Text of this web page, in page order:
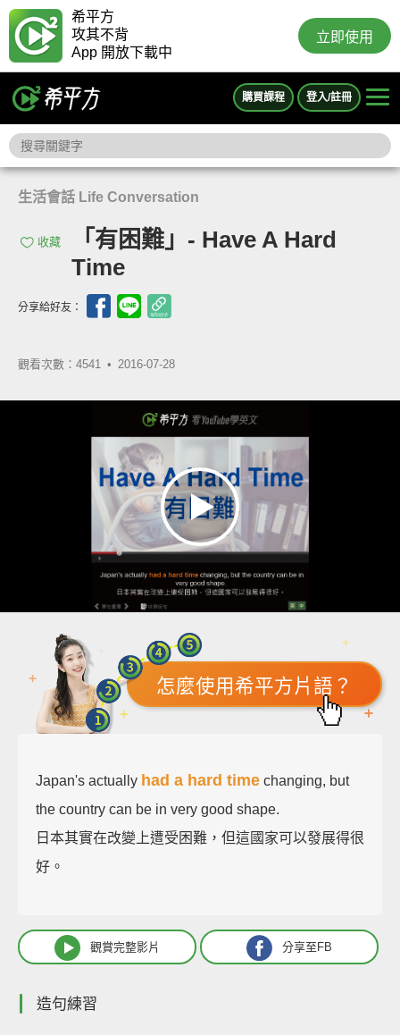
希平方
攻其不背
App 開放下載中
立即使用
購買課程 登入/註冊
生活會話 Life Conversation
收藏
「有困難」- Have A Hard
Time
分享給好友：
觀看次數：4541 • 2016-07-28
怎麼使用希平方片語？
Japan's actually had a hard time changing, but
the country can be in very good shape.
日本其實在改變上遭受困難，但這國家可以發展得很
好。
觀賞完整影片 分享至FB
造句練習